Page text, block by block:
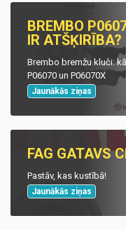
BREMBO
IR ATŠĶIRĪBA?
Brembo bremžu kluči:
P06070 un P06070X
Jaunākās ziņas
FAG GATAVS
Pastāv, kas kustībā!
Jaunākās ziņas